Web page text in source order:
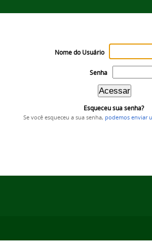
Nome do Usuário
Senha
Esqueceu sua senha?
Se você esqueceu a sua senha, podemos enviar